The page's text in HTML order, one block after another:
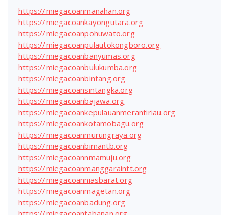
https://miegacoanmanahan.org
https://miegacoankayongutara.org
https://miegacoanpohuwato.org
https://miegacoanpulautokongboro.org
https://miegacoanbanyumas.org
https://miegacoanbulukumba.org
https://miegacoanbintang.org
https://miegacoansintangka.org
https://miegacoanbajawa.org
https://miegacoankepulauanmerantiriau.org
https://miegacoankotamobagu.org
https://miegacoanmurungraya.org
https://miegacoanbimantb.org
https://miegacoannmamuju.org
https://miegacoanmanggaraintt.org
https://miegacoanniasbarat.org
https://miegacoanmagetan.org
https://miegacoanbadung.org